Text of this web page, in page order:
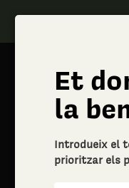
Et
la
Introdueix el
prioritzar els